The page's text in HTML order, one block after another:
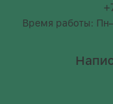
Время работы: